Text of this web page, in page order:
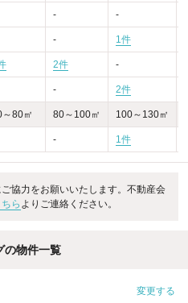
- -
- 1件
2件 -
- 2件
～80㎡ 80～100㎡ 100～130㎡
- 1件
協力をお願いいたします。不動産会
ら よりご連絡ください。
の物件一覧
変更する